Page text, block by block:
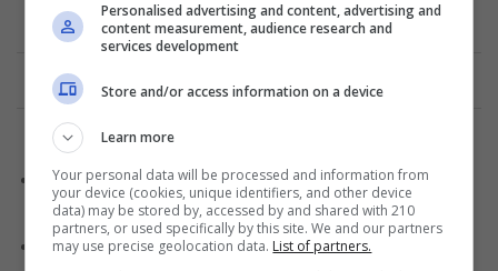
Anuncio
Oportunidadesde formación y desarrollo dentro de la
compañía.
Ambiente de trabajo dinámico y retador.
Personalised advertising and content, advertising and
content measurement, audience research and
services development
Store and/or access information on a device
Learn more
Your personal data will be processed and information from
your device (cookies, unique identifiers, and other device
data) may be stored by, accessed by and shared with 210
partners, or used specifically by this site. We and our partners
may use precise geolocation data. List of partners.